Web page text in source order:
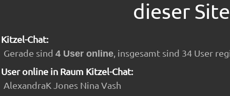
dieser
Kitzel-Chat:
Gerade sind 4 User online , insgesamt sind 34 User
User online in Raum Kitzel-Chat:
AlexandraK Jones Nina Vash